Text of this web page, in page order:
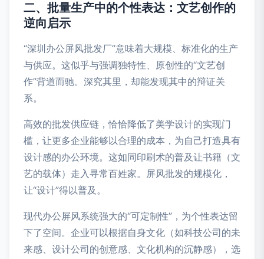
二、批量生产中的个性表达：文艺创作的
逆向启示
“深圳办公屏风批发厂”意味着大规模、标准化的生产
与供应。这似乎与强调独特性、原创性的“文艺创
作”背道而驰。深究其里，却能发现其中的辩证关
系。
高效的批发供应链，恰恰降低了美学设计的实现门
槛，让更多企业能够以合理的成本，为自己打造具有
设计感的办公环境。这如同印刷术的普及让书籍（文
艺的载体）走入寻常百姓家。屏风批发的规模化，
让“设计”得以普及。
现代办公屏风系统强大的“可定制性”，为个性表达留
下了空间。企业可以根据自身文化（如科技公司的未
来感、设计公司的创意感、文化机构的沉静感），选